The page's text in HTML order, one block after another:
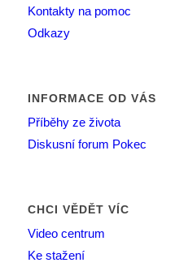
Kontakty na pomoc
Odkazy
INFORMACE OD VÁS
Příběhy ze života
Diskusní forum Pokec
CHCI VĚDĚT VÍC
Video centrum
Ke stažení